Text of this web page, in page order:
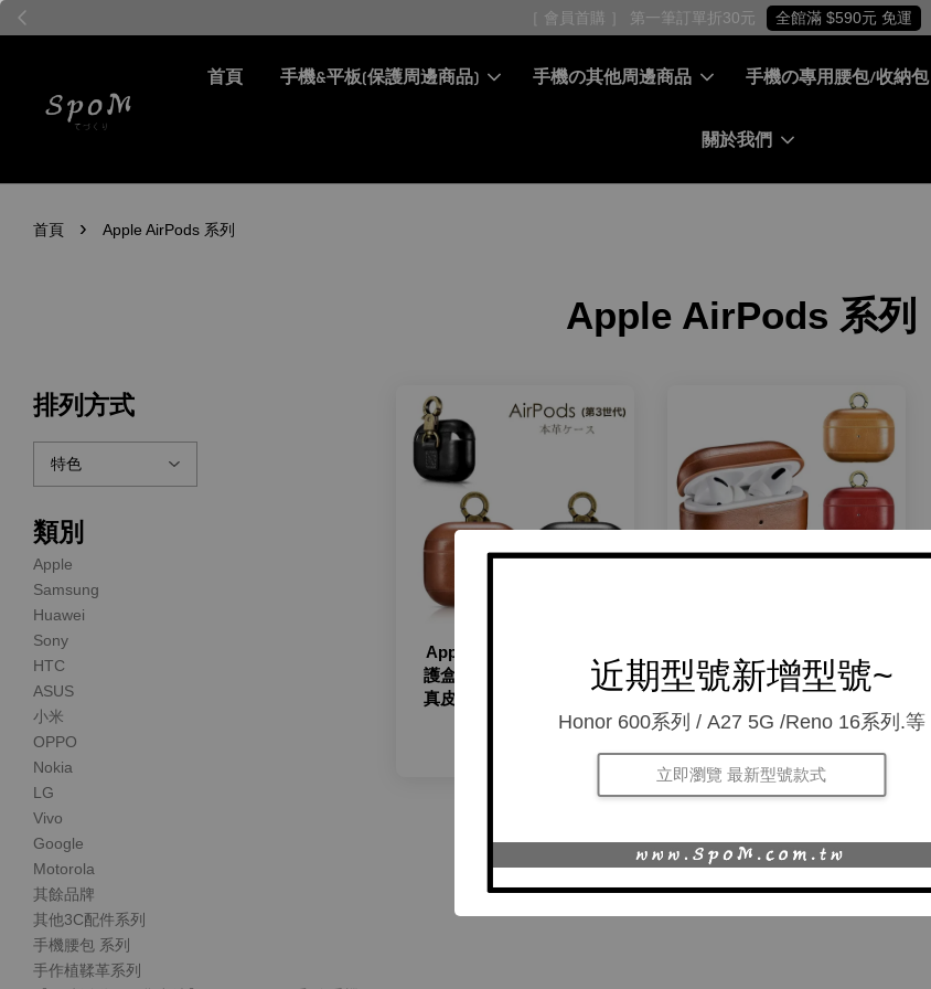
[ 免費 Free ] 加入會員
近期型號新增型號~
Honor 600系列 / A27 5G /Reno 16系列.等
立即瀏覽 最新型號款式
首頁 手機&平板(保護周邊商品) 手機の其他周邊商品 手機の專用腰包/收納包
關於我們
首頁 › Apple AirPods 系列
Apple AirPods 系列
排列方式
類別
Apple
Samsung
Huawei
Sony
HTC
ASUS
小米
OPPO
Nokia
LG
Vivo
Google
Motorola
其餘品牌
其他3C配件系列
手機腰包 系列
手作植鞣革系列
Apple AirPods 3 皮革保
護盒(LISTEN) - 頭層牛皮
真皮耳機盒保護收納盒掛
用 皮革保護盒(LISTEN) -
頭層牛皮真皮耳機盒保護
收納盒掛勾式保護殼